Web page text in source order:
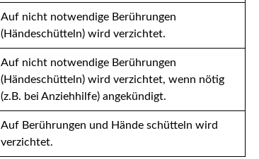
Auf nicht notwendige Berührungen
(Händeschütteln) wird verzichtet.
Auf nicht notwendige Berührungen
(Händeschütteln) wird verzichtet, wenn nötig
(z.B. bei Anziehhilfe) angekündigt.
Auf Berührungen und Hände schütteln wird
verzichtet.